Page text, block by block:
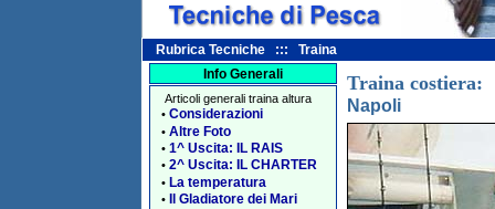
Rubrica Tecniche ::: Traina
Info Generali
Articoli generali traina altura
• Considerazioni
• Altre Foto
• 1^ Uscita: IL RAIS
• 2^ Uscita: IL CHARTER
• La temperatura
•
Il Gladiatore dei Mari
Traina costiera:
Napoli